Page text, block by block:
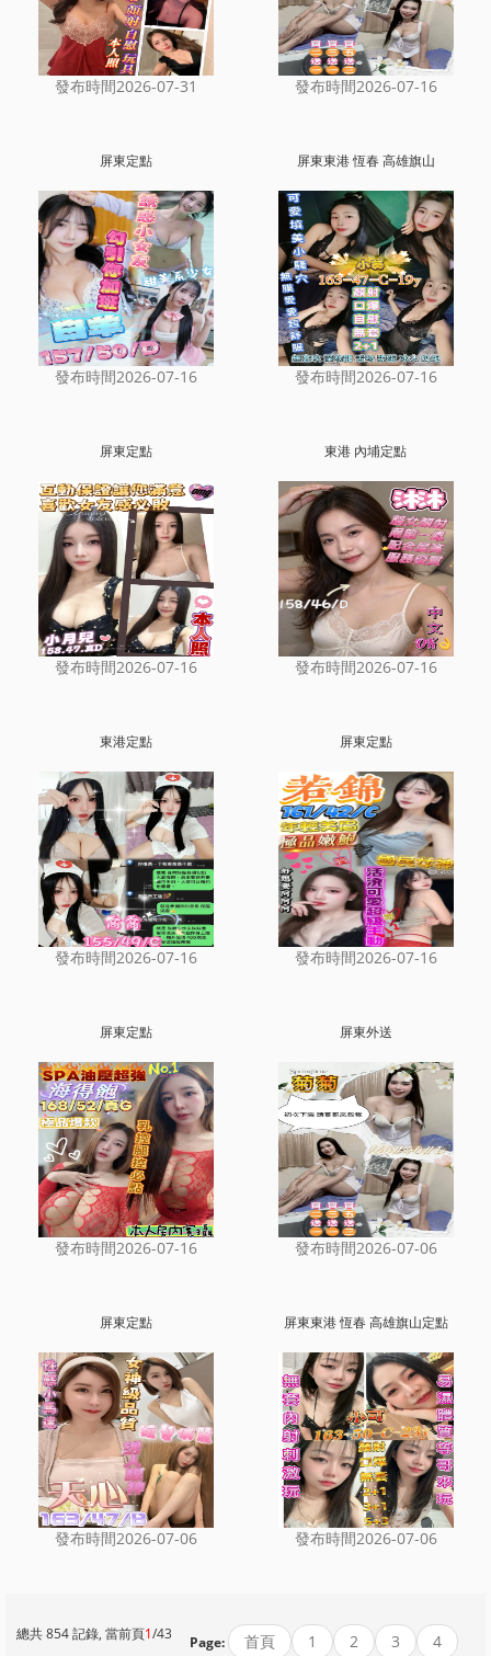
發布時間2026-07-31 發布時間2026-07-16
屏東定點
發布時間2026-07-16
屏東東港 恆春 高雄旗山
發布時間2026-07-16
屏東定點
發布時間2026-07-16
東港 內埔定點
發布時間2026-07-16
東港定點
發布時間2026-07-16
屏東定點
發布時間2026-07-16
屏東定點
發布時間2026-07-16
屏東外送
發布時間2026-07-06
屏東定點
發布時間2026-07-06
屏東東港 恆春 高雄旗山定點
發布時間2026-07-06
Page:
總共 854 記錄, 當前頁1/43 首頁 1 2 3 4